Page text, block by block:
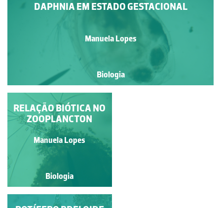
DAPHNIA EM ESTADO GESTACIONAL
Manuela Lopes
Biologia
UM OLHAR SOBRE O
ZOOPLÂNCTON
Equip'Aqua
Biologia
RELAÇÃO BIÓTICA NO
ZOOPLANCTON
Manuela Lopes
Biologia